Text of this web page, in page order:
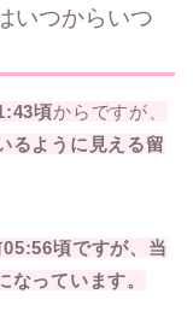
いつからいつ
頃からですが、
るように見える留
05:56頃ですが、当
なっています。